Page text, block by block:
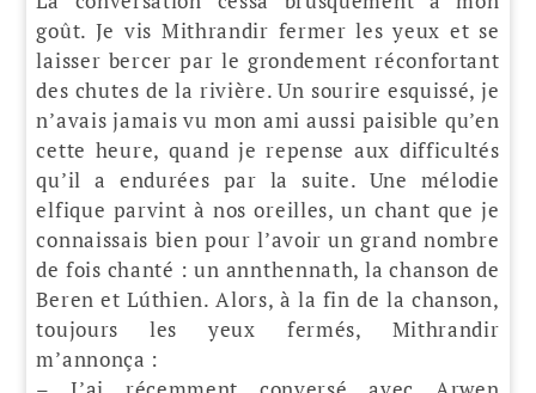
goût. Je vis Mithrandir fermer les yeux et se
laisser bercer par le grondement réconfortant
des chutes de la rivière. Un sourire esquissé, je
n’avais jamais vu mon ami aussi paisible qu’en
cette heure, quand je repense aux difficultés
qu’il a endurées par la suite. Une mélodie
elfique parvint à nos oreilles, un chant que je
connaissais bien pour l’avoir un grand nombre
de fois chanté : un annthennath, la chanson de
Beren et Lúthien. Alors, à la fin de la chanson,
toujours les yeux fermés, Mithrandir
m’annonça :